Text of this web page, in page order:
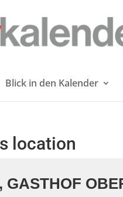
Blick in den Kalender
location
GASTHOF